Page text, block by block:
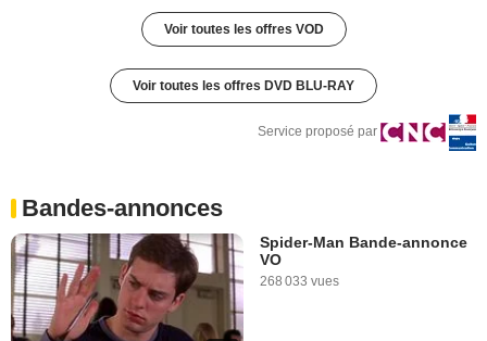
Voir toutes les offres VOD
Voir toutes les offres DVD BLU-RAY
Service proposé par
Bandes-annonces
Spider-Man Bande-annonce
VO
268 033 vues